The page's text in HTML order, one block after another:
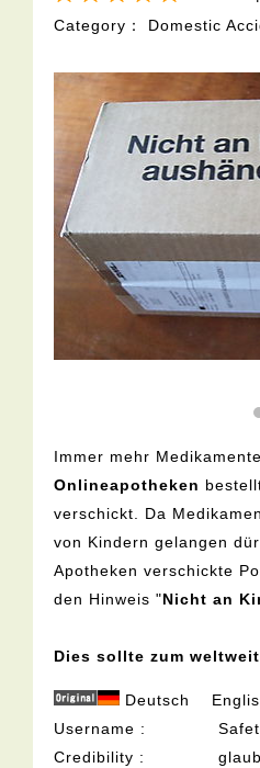
Category： Domestic
Immer mehr
Onlineapotheken
verschickt. Da
von Kindern gelangen
Apotheken verschickte
den Hinweis "Nicht an
Dies sollte zum
Deutsch
Username
Credibility